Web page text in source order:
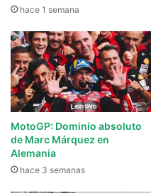
hace 1 semana
MotoGP: Dominio absoluto
de Marc Márquez en
Alemania
hace 3 semanas